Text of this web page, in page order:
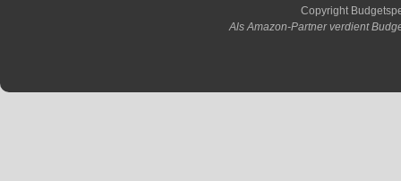
Copyright
Als Amazon-Partner verdient